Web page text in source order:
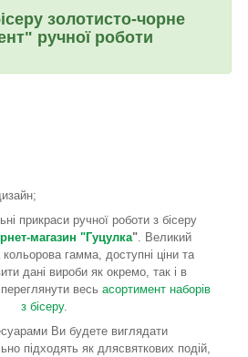
золотисто-чорне
ручної роботи
прикраси ручної роботи з бісеру
магазин "Гуцулка". Великий
гамма, доступні ціни та
дані вироби як окремо, так і в
весь асортимент наборів
з бісеру.
Ви будете виглядати
підходять як длясвяткових подій,